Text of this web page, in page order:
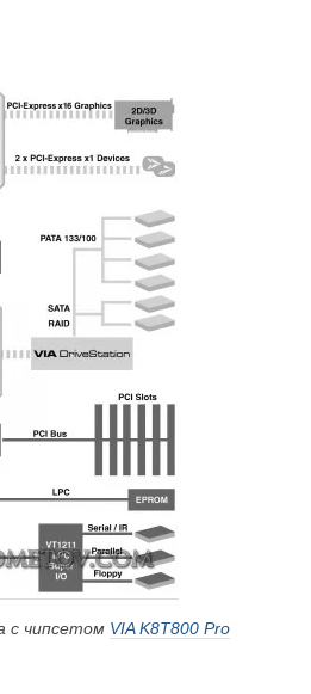
с чипсетом VIA K8T800 Pro